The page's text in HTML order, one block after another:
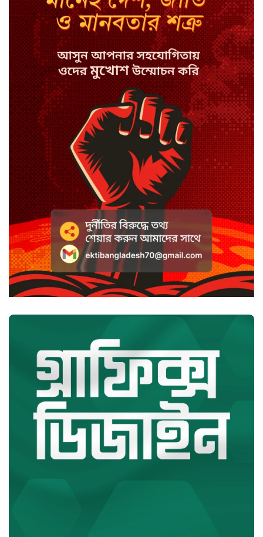
কপিল শর্মার অডিশনে বাদ পড়ার সেই
গল্প
যুক্তরাজ্যে সামাজিকমাধ্যমের কারফিউ
মানছে না কিশোররা
কটাক্ষ আর বিদ্রূপে জমে উঠেছে
ভ্যান্সের রাজনীতি
সৌদি আরবে হুতি হামলায় শিশুসহ
আহত ১১